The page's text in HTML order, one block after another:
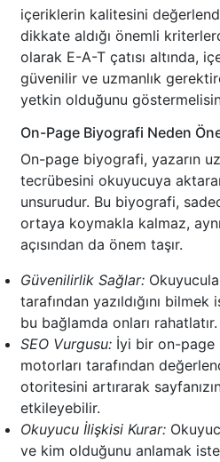
içeriklerin kalitesini
dikkate aldığı önemli
olarak E-A-T çatısı altında,
güvenilir ve uzmanlık
yetkin olduğunu
On-Page Biyografi Neden
On-page biyografi, yazarın
tecrübesini okuyucuya
unsurudur. Bu biyografi,
ortaya koymakla kalmaz,
açısından da önem taşır.
Güvenilirlik Sağlar:
tarafından yazıldığını
bu bağlamda onları rahatlatır.
SEO Vurgusu: İyi bir on-page
motorları tarafından
otoritesini artırarak
etkileyebilir.
Okuyucu İlişkisi Kurar:
ve kim olduğunu anlamak